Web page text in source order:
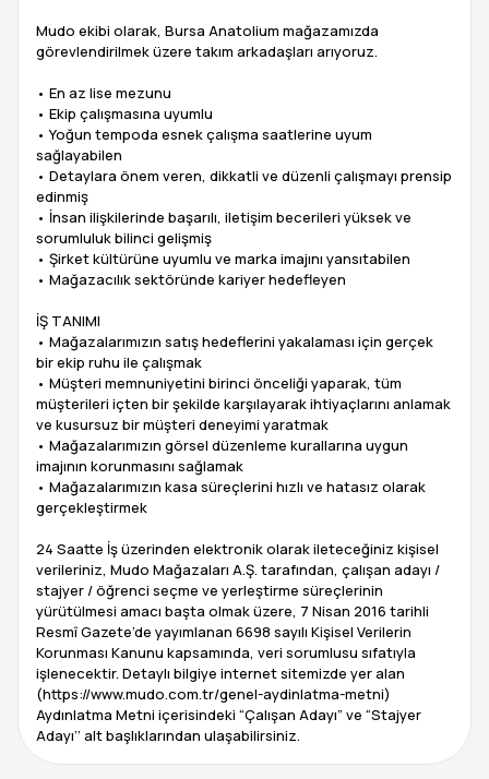
Mudo ekibi olarak, Bursa Anatolium mağazamızda
görevlendirilmek üzere takım arkadaşları arıyoruz.
• En az lise mezunu
• Ekip çalışmasına uyumlu
• Yoğun tempoda esnek çalışma saatlerine uyum
sağlayabilen
• Detaylara önem veren, dikkatli ve düzenli çalışmayı prensip
edinmiş
• İnsan ilişkilerinde başarılı, iletişim becerileri yüksek ve
sorumluluk bilinci gelişmiş
• Şirket kültürüne uyumlu ve marka imajını yansıtabilen
• Mağazacılık sektöründe kariyer hedefleyen
İŞ TANIMI
• Mağazalarımızın satış hedeflerini yakalaması için gerçek
bir ekip ruhu ile çalışmak
• Müşteri memnuniyetini birinci önceliği yaparak, tüm
müşterileri içten bir şekilde karşılayarak ihtiyaçlarını anlamak
ve kusursuz bir müşteri deneyimi yaratmak
• Mağazalarımızın görsel düzenleme kurallarına uygun
imajının korunmasını sağlamak
• Mağazalarımızın kasa süreçlerini hızlı ve hatasız olarak
gerçekleştirmek
24 Saatte İş üzerinden elektronik olarak ileteceğiniz kişisel
verileriniz, Mudo Mağazaları A.Ş. tarafından, çalışan adayı /
stajyer / öğrenci seçme ve yerleştirme süreçlerinin
yürütülmesi amacı başta olmak üzere, 7 Nisan 2016 tarihli
Resmî Gazete’de yayımlanan 6698 sayılı Kişisel Verilerin
Korunması Kanunu kapsamında, veri sorumlusu sıfatıyla
işlenecektir. Detaylı bilgiye internet sitemizde yer alan
(https://www.mudo.com.tr/genel-aydinlatma-metni)
Aydınlatma Metni içerisindeki “Çalışan Adayı” ve “Stajyer
Adayı’’ alt başlıklarından ulaşabilirsiniz.